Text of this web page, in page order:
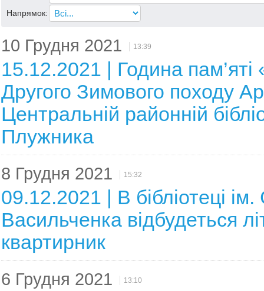
Напрямок:
10 Грудня 2021 13:39
15.12.2021 | Година пам’яті
Другого Зимового походу
Центральній районній
Плужника
8 Грудня 2021 15:32
09.12.2021 | В бібліотеці
Васильченка відбудеться
квартирник
6 Грудня 2021 13:10